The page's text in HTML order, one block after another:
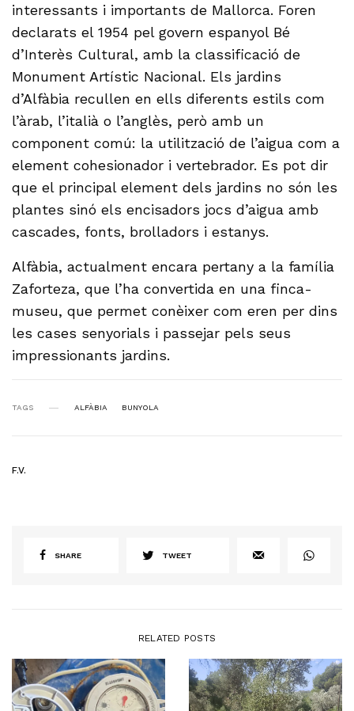
interessants i importants de Mallorca. Foren
declarats el 1954 pel govern espanyol Bé
d’Interès Cultural, amb la classificació de
Monument Artístic Nacional. Els jardins
d’Alfàbia recullen en ells diferents estils com
l’àrab, l’italià o l’anglès, però amb un
component comú: la utilització de l’aigua com a
element cohesionador i vertebrador. Es pot dir
que el principal element dels jardins no són les
plantes sinó els encisadors jocs d’aigua amb
cascades, fonts, brolladors i estanys.
Alfàbia, actualment encara pertany a la família
Zaforteza, que l’ha convertida en una finca-
museu, que permet conèixer com eren per dins
les cases senyorials i passejar pels seus
impressionants jardins.
TAGS ALFÀBIA BUNYOLA
F.V.
SHARE TWEET
RELATED POSTS